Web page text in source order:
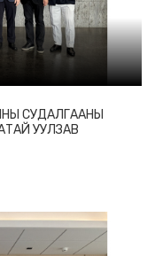
СУДАЛГААНЫ
УУЛЗАВ